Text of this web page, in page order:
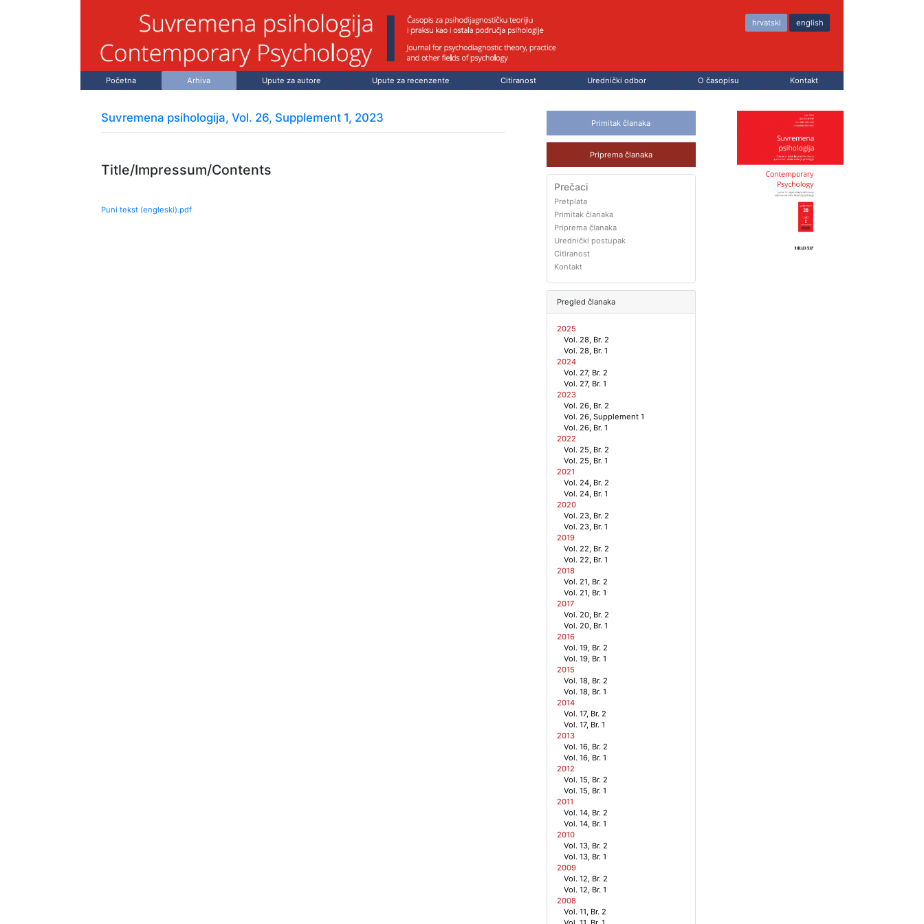
hrvatski english
Početna Arhiva Upute za autore Upute za recenzente Citiranost Urednički odbor O časopisu Kontakt
Suvremena psihologija, Vol. 26, Supplement 1, 2023
Title/Impressum/Contents
Puni tekst (engleski).pdf
Primitak članaka
Priprema članaka
Prečaci
Pretplata
Primitak članaka
Priprema članaka
Urednički postupak
Citiranost
Kontakt
Pregled članaka
2025
Vol. 28, Br. 2
Vol. 28, Br. 1
2024
Vol. 27, Br. 2
Vol. 27, Br. 1
2023
Vol. 26, Br. 2
Vol. 26, Supplement 1
Vol. 26, Br. 1
2022
Vol. 25, Br. 2
Vol. 25, Br. 1
2021
Vol. 24, Br. 2
Vol. 24, Br. 1
2020
Vol. 23, Br. 2
Vol. 23, Br. 1
2019
Vol. 22, Br. 2
Vol. 22, Br. 1
2018
Vol. 21, Br. 2
Vol. 21, Br. 1
2017
Vol. 20, Br. 2
Vol. 20, Br. 1
2016
Vol. 19, Br. 2
Vol. 19, Br. 1
2015
Vol. 18, Br. 2
Vol. 18, Br. 1
2014
Vol. 17, Br. 2
Vol. 17, Br. 1
2013
Vol. 16, Br. 2
Vol. 16, Br. 1
2012
Vol. 15, Br. 2
Vol. 15, Br. 1
2011
Vol. 14, Br. 2
Vol. 14, Br. 1
2010
Vol. 13, Br. 2
Vol. 13, Br. 1
2009
Vol. 12, Br. 2
Vol. 12, Br. 1
2008
Vol. 11, Br. 2